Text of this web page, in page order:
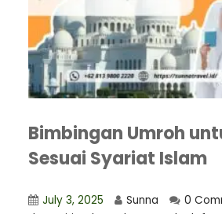
Bimbingan Umroh
Sesuai Syariat Islam
July 3, 2025 Sunna 0